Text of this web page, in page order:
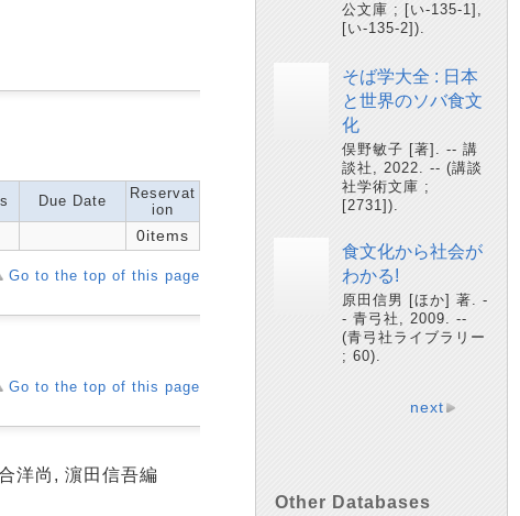
Due Date
Reservat
ion
0items
Go to the top of this page
Go to the top of this page
洋尚, 濵田信吾編
公文庫 ; [い-135-1],
[い-135-2]).
そば学大全 : 日本
と世界のソバ食文
化
俣野敏子 [著]. -- 講
談社, 2022. -- (講談
社学術文庫 ;
[2731]).
食文化から社会が
わかる!
原田信男 [ほか] 著. -
- 青弓社, 2009. --
(青弓社ライブラリー
; 60).
next
Other Databases